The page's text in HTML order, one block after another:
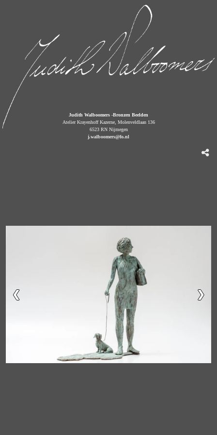
Judith Walboomers -Bronzen Beelden
Atelier Krayenhoff Kazerne, Molenveldlaan 136
6523 RN Nijmegen
j.walboomers@fo.nl